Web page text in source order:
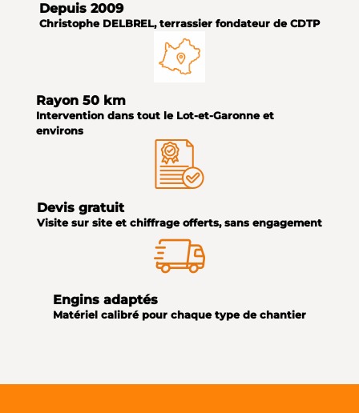
Depuis 2009
Christophe DELBREL, terrassier fondateur de CDTP
Rayon 50 km
Intervention dans tout le Lot-et-Garonne et
environs
Devis gratuit
Visite sur site et chiffrage offerts, sans engagement
Engins adaptés
Matériel calibré pour chaque type de chantier